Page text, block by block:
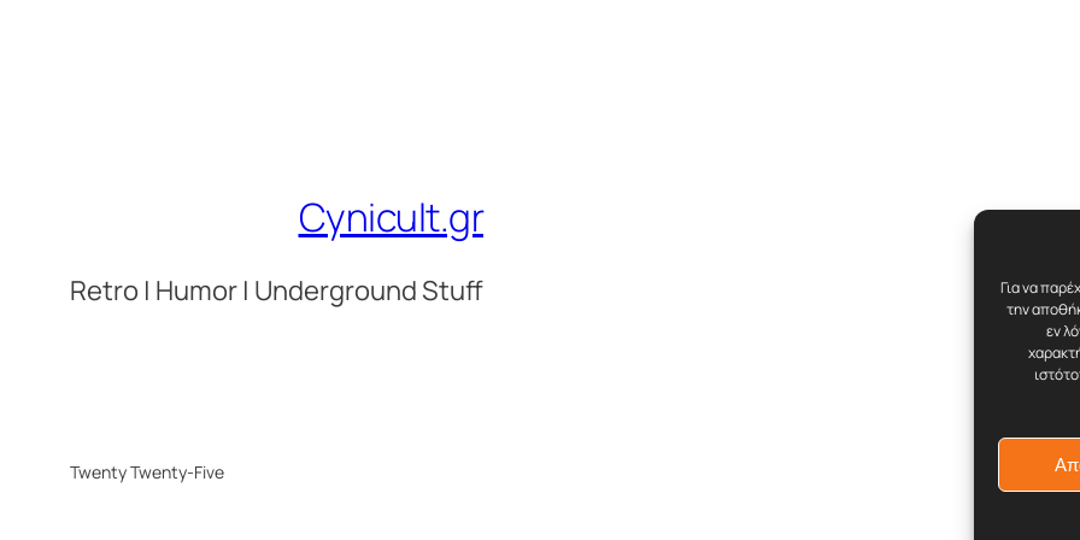
Για να
την
εν
Cynicult.gr
Retro | Humor | Underground Stuff
Twenty Twenty-Five